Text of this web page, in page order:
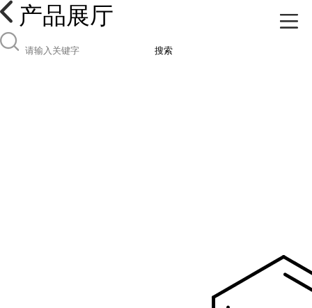
产品展厅
搜索